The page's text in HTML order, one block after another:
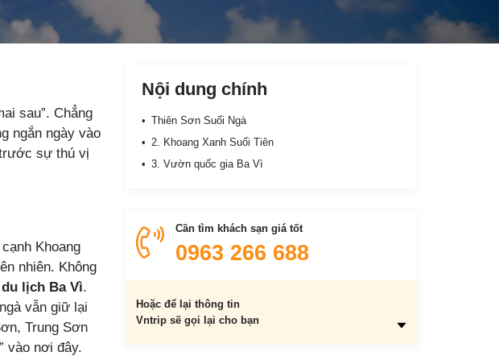
sau”. Chẳng
ngắn ngày vào
sự thú vị
Khoang
nhiên. Không
lịch Ba Vì.
vẫn giữ lại
Trung Sơn
vào nơi đây.
Nội dung chính
Thiên Sơn Suối Ngà
2. Khoang Xanh Suối Tiên
3. Vườn quốc gia Ba Vì
Cần tìm khách sạn giá tốt
0963 266 688
Hoặc để lại thông tin
Vntrip sẽ gọi lại cho bạn